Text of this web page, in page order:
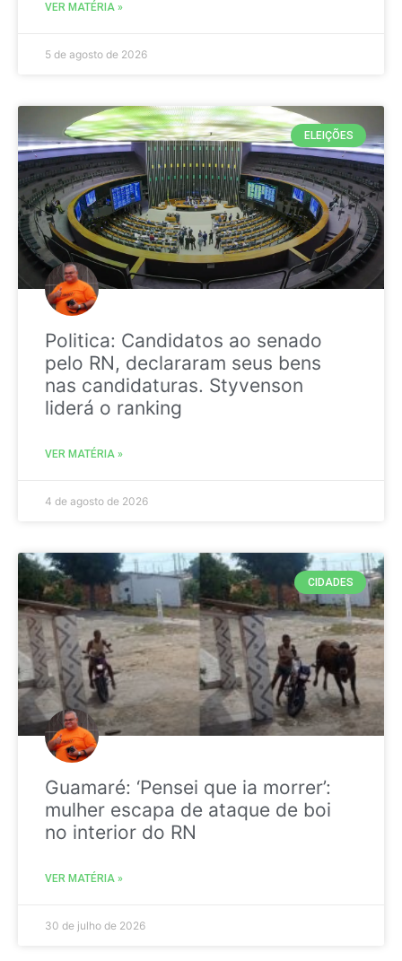
VER MATÉRIA »
5 de agosto de 2026
ELEIÇÕES
Politica: Candidatos ao senado
pelo RN, declararam seus bens
nas candidaturas. Styvenson
liderá o ranking
VER MATÉRIA »
4 de agosto de 2026
CIDADES
Guamaré: ‘Pensei que ia morrer’:
mulher escapa de ataque de boi
no interior do RN
VER MATÉRIA »
30 de julho de 2026